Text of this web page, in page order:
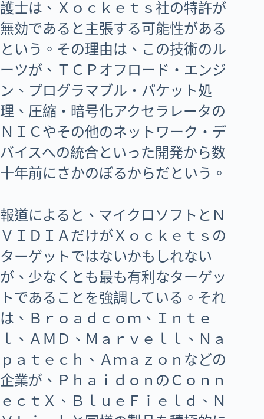
護士は、Ｘｏｃｋｅｔｓ社の特許が
無効であると主張する可能性がある
という。その理由は、この技術のル
ーツが、ＴＣＰオフロード・エンジ
ン、プログラマブル・パケット処
理、圧縮・暗号化アクセラレータの
ＮＩＣやその他のネットワーク・デ
バイスへの統合といった開発から数
十年前にさかのぼるからだという。
報道によると、マイクロソフトとＮ
ＶＩＤＩＡだけがＸｏｃｋｅｔｓの
ターゲットではないかもしれない
が、少なくとも最も有利なターゲッ
トであることを強調している。それ
は、Ｂｒｏａｄｃｏｍ、Ｉｎｔｅ
ｌ、ＡＭＤ、Ｍａｒｖｅｌｌ、Ｎａ
ｐａｔｅｃｈ、Ａｍａｚｏｎなどの
企業が、ＰｈａｉｄｏｎのＣｏｎｎ
ｅｃｔＸ、ＢｌｕｅＦｉｅｌｄ、Ｎ